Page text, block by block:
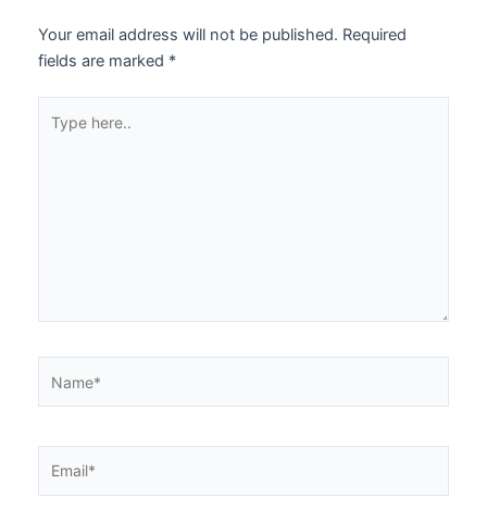
Your email address will not be published. Required
fields are marked *
here..